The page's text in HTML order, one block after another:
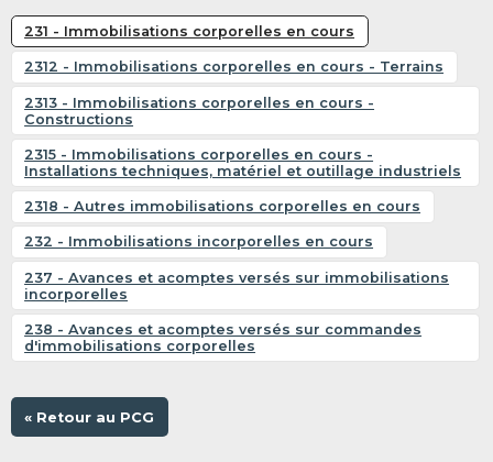
231 - Immobilisations corporelles en cours
2312 - Immobilisations corporelles en cours - Terrains
2313 - Immobilisations corporelles en cours -
Constructions
2315 - Immobilisations corporelles en cours -
Installations techniques, matériel et outillage industriels
2318 - Autres immobilisations corporelles en cours
232 - Immobilisations incorporelles en cours
237 - Avances et acomptes versés sur immobilisations
incorporelles
238 - Avances et acomptes versés sur commandes
d'immobilisations corporelles
« Retour au PCG